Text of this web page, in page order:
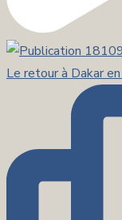
Le retour à Dakar